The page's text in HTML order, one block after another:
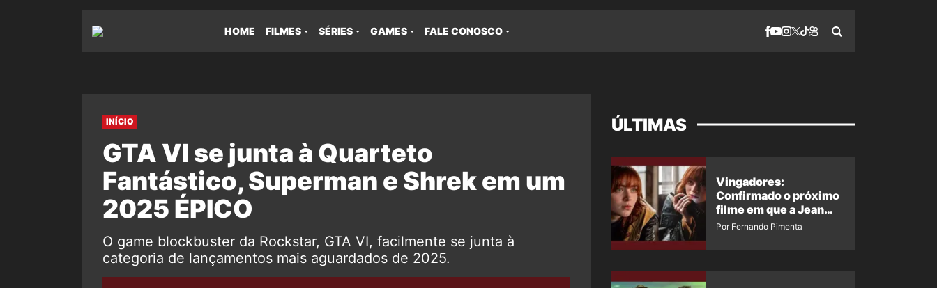
HOME FILMES SÉRIES GAMES FALE CONOSCO
INÍCIO
GTA VI se junta à Quarteto
Fantástico, Superman e Shrek em um
2025 ÉPICO
O game blockbuster da Rockstar, GTA VI, facilmente se junta à
categoria de lançamentos mais aguardados de 2025.
ÚLTIMAS
Vingadores:
Confirmado o próximo
filme em que a Jean
Grey irá aparecer
Por Fernando Pimenta